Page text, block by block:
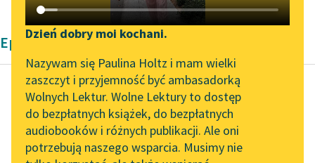
Katalog DAISY
Podkasty o książkach
Zgłoś brak utworu
Aktualności
Zapraszamy na spotkanie
online z tłumaczkami
literatury skandynawskiej
Spotkanie z Katarzyną
Narzędzia
Mapa Wolnych Lektur
Leśmianator
Przewodnik dla piszących i
Dzień dobry moi kochani.
Nazywam się Paulina Holtz i mam wielki
zaszczyt i przyjemność być ambasadorką
Wolnych Lektur. Wolne Lektury to dostęp
do bezpłatnych książek, do bezpłatnych
audiobooków i różnych publikacji. Ale oni
potrzebują naszego wsparcia. Musimy nie
Epika Aleksandra Dumas
Aleksander Dumas (ojciec)
Hrabia Monte
Christo